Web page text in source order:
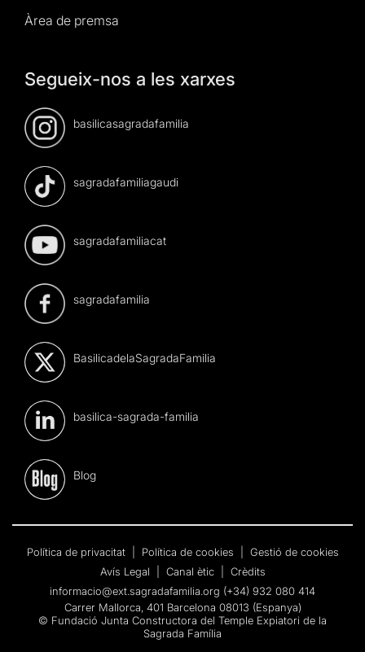
Àrea de premsa
Segueix-nos a les xarxes
basilicasagradafamilia
sagradafamiliagaudi
sagradafamiliacat
sagradafamilia
BasilicadelaSagradaFamilia
basilica-sagrada-familia
Blog
Política de privacitat Política de cookies
Gestió de cookies
Avís Legal
Canal ètic
Crèdits
informacio@ext.sagradafamilia.org (+34) 932 080 414
Carrer Mallorca, 401 Barcelona 08013 (Espanya)
© Fundació Junta Constructora del Temple Expiatori de la
Sagrada Família